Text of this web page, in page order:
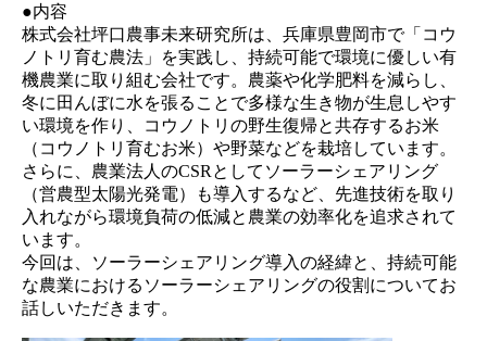
●内容
株式会社坪口農事未来研究所は、兵庫県豊岡市で「コウ
ノトリ育む農法」を実践し、持続可能で環境に優しい有
機農業に取り組む会社です。農薬や化学肥料を減らし、
冬に田んぼに水を張ることで多様な生き物が生息しやす
い環境を作り、コウノトリの野生復帰と共存するお米
（コウノトリ育むお米）や野菜などを栽培しています。
さらに、農業法人のCSRとしてソーラーシェアリング
（営農型太陽光発電）も導入するなど、先進技術を取り
入れながら環境負荷の低減と農業の効率化を追求されて
います。
今回は、ソーラーシェアリング導入の経緯と、持続可能
な農業におけるソーラーシェアリングの役割についてお
話しいただきます。